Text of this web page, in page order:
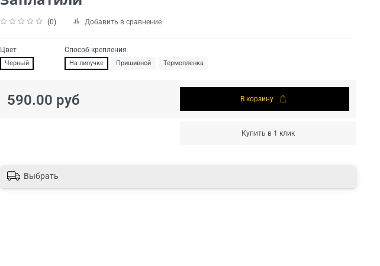
(0) Добавить в сравнение
Цвет
Черный
Способ крепления
На липучке Пришивной Термопленка
590.00 руб В корзину
Купить в 1 клик
Выбрать